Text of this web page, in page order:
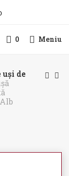
0 Meniu
uși de